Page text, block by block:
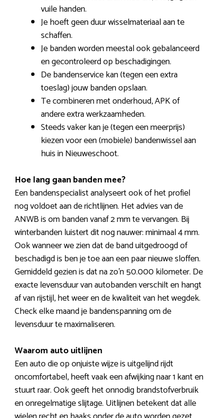
vuile handen.
Je hoeft geen duur wisselmateriaal aan te
schaffen.
Je banden worden meestal ook gebalanceerd
en gecontroleerd op beschadigingen.
De bandenservice kan (tegen een extra
toeslag) jouw banden opslaan.
Te combineren met onderhoud, APK of
andere extra werkzaamheden.
Steeds vaker kan je (tegen een meerprijs)
kiezen voor een (mobiele) bandenwissel aan
huis in Nieuweschoot.
Hoe lang gaan banden mee?
Een bandenspecialist analyseert ook of het profiel
nog voldoet aan de richtlijnen. Het advies van de
ANWB is om banden vanaf 2 mm te vervangen. Bij
winterbanden luistert dit nog nauwer: minimaal 4 mm.
Ook wanneer we zien dat de band uitgedroogd of
beschadigd is ben je toe aan een paar nieuwe sloffen.
Gemiddeld gezien is dat na zo’n 50.000 kilometer. De
exacte levensduur van autobanden verschilt en hangt
af van rijstijl, het weer en de kwaliteit van het wegdek.
Check elke maand je bandenspanning om de
levensduur te maximaliseren.
Waarom auto uitlijnen
Een auto die op onjuiste wijze is uitgelijnd rijdt
oncomfortabel, heeft vaak een afwijking naar 1 kant en
stuurt raar. Ook geeft het onnodig brandstofverbruik
en onregelmatige slijtage. Uitlijnen betekent dat alle